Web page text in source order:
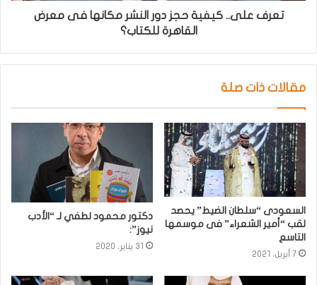
تعرف على.. كيفية حجز دور النشر مكانها فى معرض
القاهرة للكتاب؟
مقالات ذات صلة
السعودى “سلطان الضيط” يحصد
لقب “أمير الشعراء” فى موسمها
التاسع
7 أبريل، 2021
دكتور محمود لطفي لـ “الأدب
نيوز”:
31 يناير، 2020